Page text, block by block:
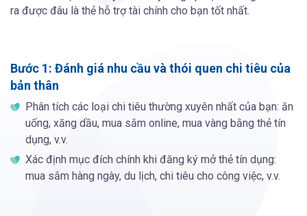
ra được đâu là thẻ hỗ trợ tài chính cho bạn tốt nhất.
Bước 1: Đánh giá nhu cầu và thói quen chi tiêu của
bản thân
Phân tích các loại chi tiêu thường xuyên nhất của bạn: ăn
uống, xăng dầu, mua sắm online, mua vàng bằng thẻ tín
dụng, v.v.
Xác định mục đích chính khi đăng ký mở thẻ tín dụng:
mua sắm hàng ngày, du lịch, chi tiêu cho công việc, v.v.